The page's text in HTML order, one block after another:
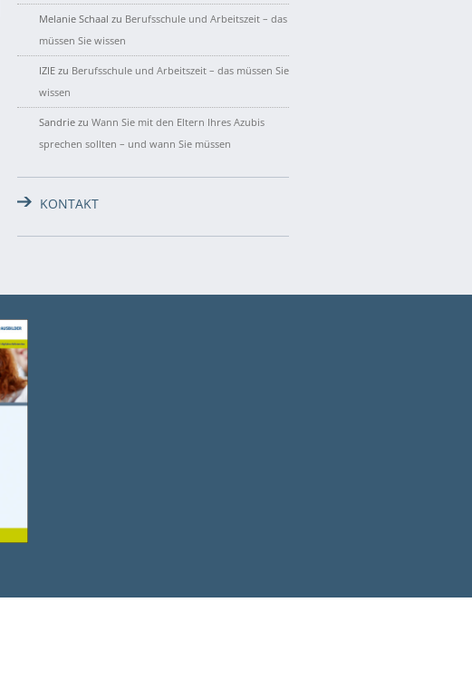
Melanie Schaal zu Berufsschule und Arbeitszeit – das
müssen Sie wissen
IZIE zu Berufsschule und Arbeitszeit – das müssen Sie
wissen
Sandrie zu Wann Sie mit den Eltern Ihres Azubis
sprechen sollten – und wann Sie müssen
KONTAKT